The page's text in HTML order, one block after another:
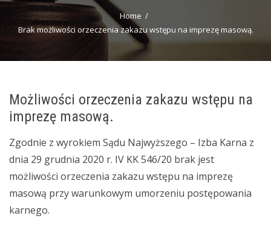
Home
Brak możliwości orzeczenia zakazu wstępu na imprezę masową.
Możliwości orzeczenia zakazu wstępu na
imprezę masową.
Zgodnie z wyrokiem Sądu Najwyższego – Izba Karna z
dnia 29 grudnia 2020 r. IV KK 546/20 brak jest
możliwości orzeczenia zakazu wstępu na imprezę
masową przy warunkowym umorzeniu postępowania
karnego.